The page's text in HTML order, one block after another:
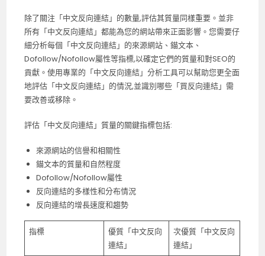
除了關注「中文反向連結」的數量,評估其質量同樣重要。並非
所有「中文反向連結」都能為您的網站帶來正面影響。您需要仔
細分析每個「中文反向連結」的來源網站、錨文本、
Dofollow/Nofollow屬性等指標,以確定它們的質量和對SEO的
貢獻。使用專業的「中文反向連結」分析工具可以幫助您更全面
地評估「中文反向連結」的情況,並識別哪些「買反向連結」需
要改善或移除。
評估「中文反向連結」質量的關鍵指標包括:
來源網站的信譽和相關性
錨文本的質量和自然程度
Dofollow/Nofollow屬性
反向連結的多樣性和分布情況
反向連結的增長速度和趨勢
指標
優質「中文反向
連結」
次優質「中文反向
連結」